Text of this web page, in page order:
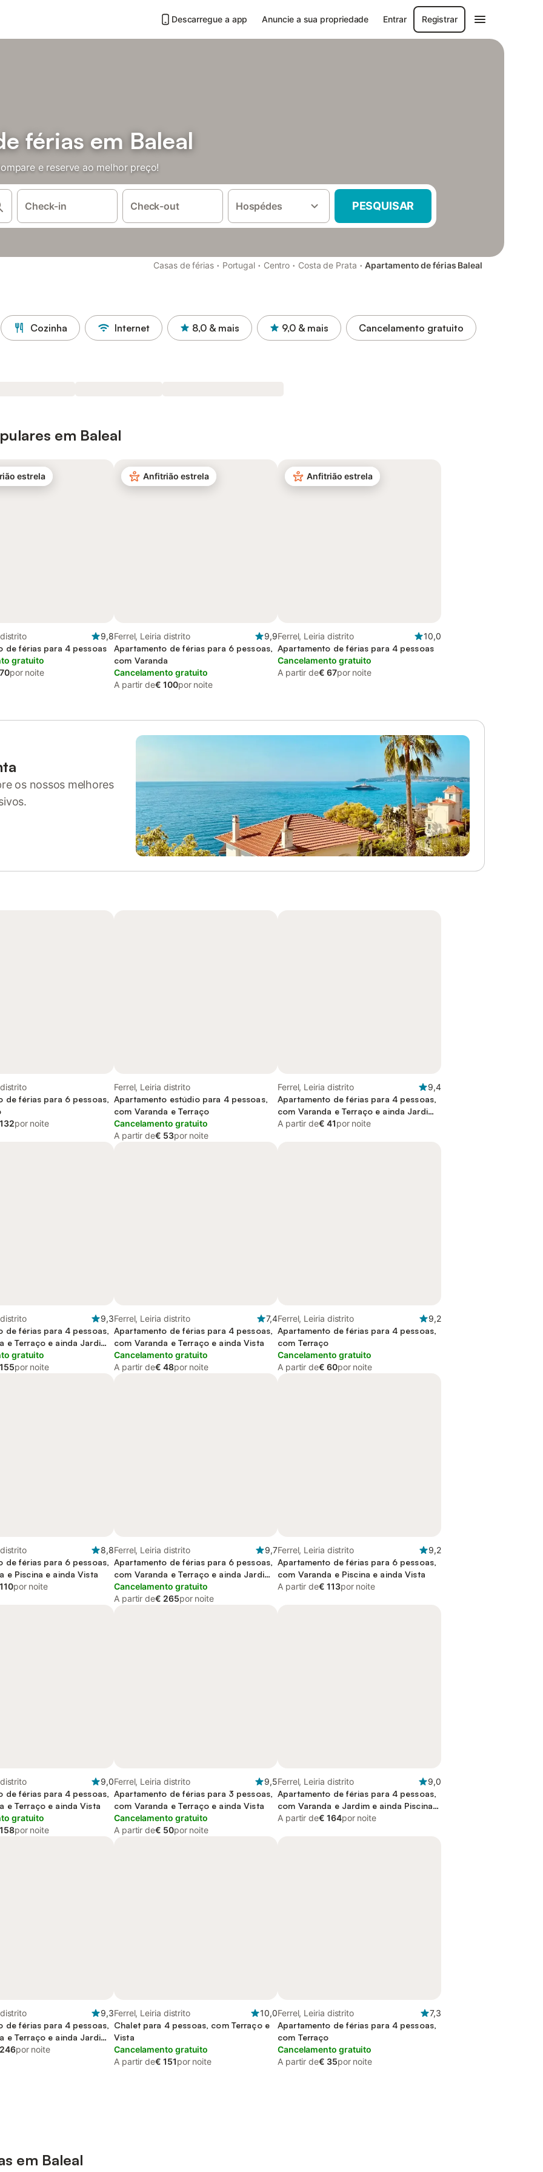
Descarregue a app Anuncie a sua propriedade Entrar Registrar
férias em Baleal
e reserve ao melhor preço!
Check-in Check-out Hospédes PESQUISAR
Casas de férias · Portugal · Centro · Costa de Prata · Apartamento de férias Baleal
Cozinha Internet 8,0 & mais 9,0 & mais Cancelamento gratuito
em Baleal
estrela
9,8
de férias para 4 pessoas
gratuito
por noite
Anfitrião estrela
Ferrel, Leiria distrito
9,9
Apartamento de férias para 6 pessoas,
com Varanda
Cancelamento gratuito
A partir de€ 100por noite
Anfitrião estrela
Ferrel, Leiria distrito
10,0
Apartamento de férias para 4 pessoas
Cancelamento gratuito
A partir de€ 67por noite
os nossos melhores
de férias para 6 pessoas,
por noite
Ferrel, Leiria distrito
Apartamento estúdio para 4 pessoas,
com Varanda e Terraço
Cancelamento gratuito
A partir de€ 53por noite
Ferrel, Leiria distrito
9,4
Apartamento de férias para 4 pessoas,
com Varanda e Terraço e ainda Jardim
and Piscina
A partir de€ 41por noite
9,3
de férias para 4 pessoas,
e Terraço e ainda Jardim
gratuito
por noite
Ferrel, Leiria distrito
7,4
Apartamento de férias para 4 pessoas,
com Varanda e Terraço e ainda Vista
Cancelamento gratuito
A partir de€ 48por noite
Ferrel, Leiria distrito
9,2
Apartamento de férias para 4 pessoas,
com Terraço
Cancelamento gratuito
A partir de€ 60por noite
8,8
de férias para 6 pessoas,
e Piscina e ainda Vista
por noite
Ferrel, Leiria distrito
9,7
Apartamento de férias para 6 pessoas,
com Varanda e Terraço e ainda Jardim
and Piscina
Cancelamento gratuito
A partir de€ 265por noite
Ferrel, Leiria distrito
9,2
Apartamento de férias para 6 pessoas,
com Varanda e Piscina e ainda Vista
A partir de€ 113por noite
9,0
de férias para 4 pessoas,
e Terraço e ainda Vista
gratuito
por noite
Ferrel, Leiria distrito
9,5
Apartamento de férias para 3 pessoas,
com Varanda e Terraço e ainda Vista
Cancelamento gratuito
A partir de€ 50por noite
Ferrel, Leiria distrito
9,0
Apartamento de férias para 4 pessoas,
com Varanda e Jardim e ainda Piscina
and Vista
A partir de€ 164por noite
9,3
de férias para 4 pessoas,
e Terraço e ainda Jardim
por noite
Ferrel, Leiria distrito
10,0
Chalet para 4 pessoas, com Terraço e
Vista
Cancelamento gratuito
A partir de€ 151por noite
Ferrel, Leiria distrito
7,3
Apartamento de férias para 4 pessoas,
com Terraço
Cancelamento gratuito
A partir de€ 35por noite
em Baleal